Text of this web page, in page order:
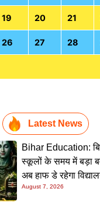
19 20 21
26 27 28
Latest News
Bihar Education:
स्कूलों के समय में बड़ा
अब हाफ डे रहेगा
August 7, 2026